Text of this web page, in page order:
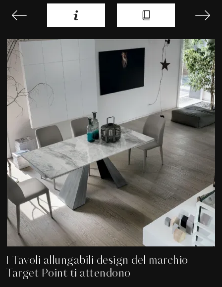
I Tavoli allungabili design del marchio
Target Point ti attendono